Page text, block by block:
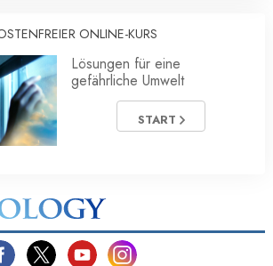
ONLINE-KURS
Lösungen für eine
gefährliche Umwelt
START